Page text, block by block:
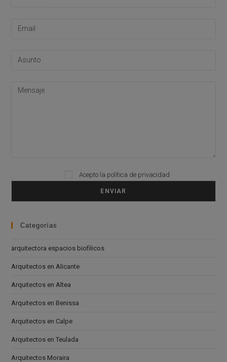
Please leave this field empty.
Acepto la política de privacidad
Categorías
arquitectora espacios biofilicos
Arquitectos en Alicante
Arquitectos en Altea
Arquitectos en Benissa
Arquitectos en Calpe
Arquitectos en Teulada
Arquitectos Moraira